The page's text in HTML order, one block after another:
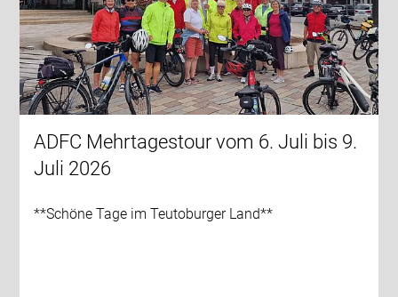
ADFC Mehrtagestour vom 6. Juli bis 9.
Juli 2026
**Schöne Tage im Teutoburger Land**